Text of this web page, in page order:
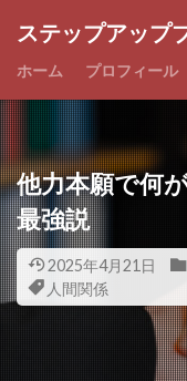
ステップアップ
ホーム プロフィール
他力本願で何
最強説
2025年4月21日
人間関係